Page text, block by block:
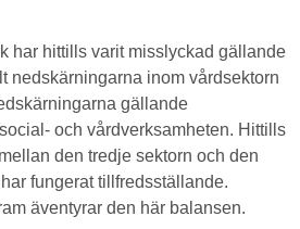
har hittills varit misslyckad gällande
nedskärningarna inom vårdsektorn
gällande
och vårdverksamheten. Hittills
den tredje sektorn och den
fungerat tillfredsställande.
äventyrar den här balansen.